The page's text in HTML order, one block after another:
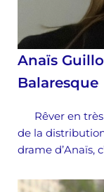
Anaïs
Balaresque
Rêver en très
de la
drame d’Anaïs,